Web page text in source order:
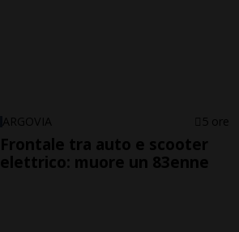
ARGOVIA 5 ore
Frontale tra auto e scooter
elettrico: muore un 83enne